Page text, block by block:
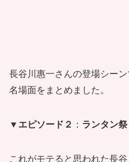
長谷川惠一さんの登場シー
名場面をまとめました。
▼エピソード２ ： ランタン
これがモテると思われた長